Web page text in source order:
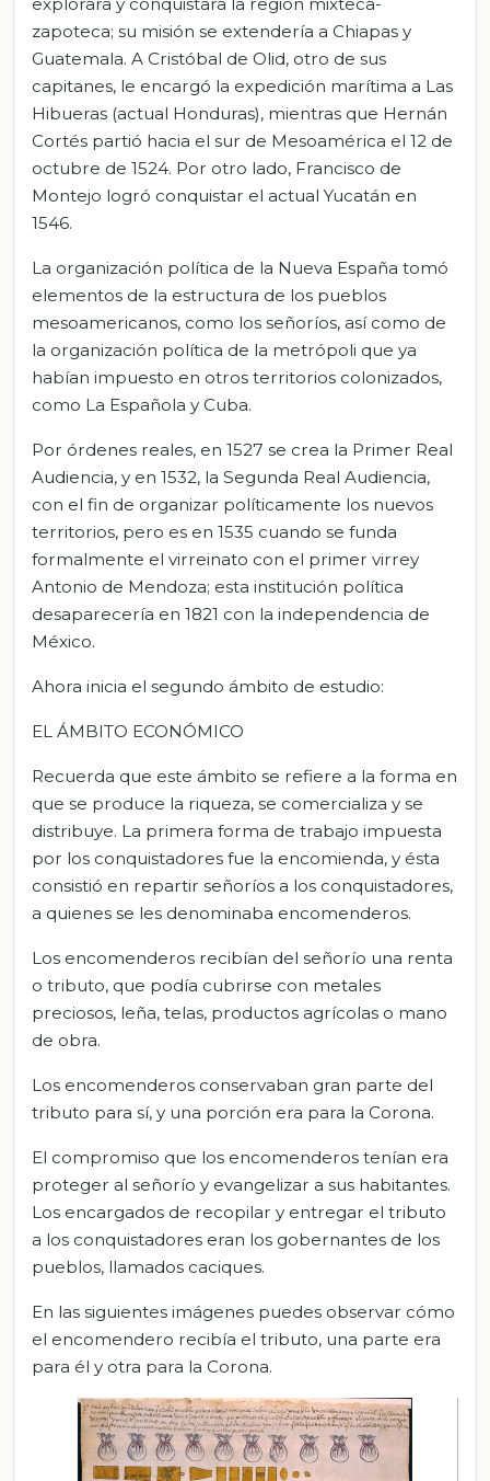
zapoteca; su misión se extendería a Chiapas y
Guatemala. A Cristóbal de Olid, otro de sus
capitanes, le encargó la expedición marítima a Las
Hibueras (actual Honduras), mientras que Hernán
Cortés partió hacia el sur de Mesoamérica el 12 de
octubre de 1524. Por otro lado, Francisco de
Montejo logró conquistar el actual Yucatán en
1546.
La organización política de la Nueva España tomó
elementos de la estructura de los pueblos
mesoamericanos, como los señoríos, así como de
la organización política de la metrópoli que ya
habían impuesto en otros territorios colonizados,
como La Española y Cuba.
Por órdenes reales, en 1527 se crea la Primer Real
Audiencia, y en 1532, la Segunda Real Audiencia,
con el fin de organizar políticamente los nuevos
territorios, pero es en 1535 cuando se funda
formalmente el virreinato con el primer virrey
Antonio de Mendoza; esta institución política
desaparecería en 1821 con la independencia de
México.
Ahora inicia el segundo ámbito de estudio:
EL ÁMBITO ECONÓMICO
Recuerda que este ámbito se refiere a la forma en
que se produce la riqueza, se comercializa y se
distribuye. La primera forma de trabajo impuesta
por los conquistadores fue la encomienda, y ésta
consistió en repartir señoríos a los conquistadores,
a quienes se les denominaba encomenderos.
Los encomenderos recibían del señorío una renta
o tributo, que podía cubrirse con metales
preciosos, leña, telas, productos agrícolas o mano
de obra.
Los encomenderos conservaban gran parte del
tributo para sí, y una porción era para la Corona.
El compromiso que los encomenderos tenían era
proteger al señorío y evangelizar a sus habitantes.
Los encargados de recopilar y entregar el tributo
a los conquistadores eran los gobernantes de los
pueblos, llamados caciques.
En las siguientes imágenes puedes observar cómo
el encomendero recibía el tributo, una parte era
para él y otra para la Corona.